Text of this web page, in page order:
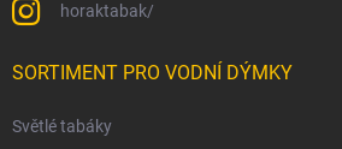
horaktabak/
SORTIMENT PRO VODNÍ DÝMKY
Světlé tabáky